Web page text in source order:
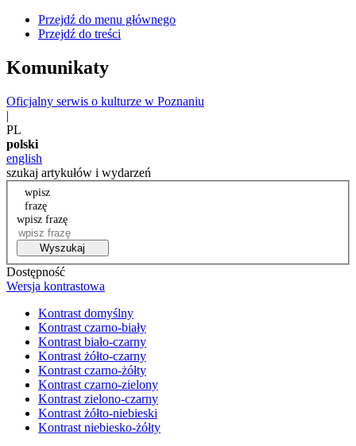
Przejdź do menu głównego
Przejdź do treści
Komunikaty
Oficjalny serwis o kulturze w Poznaniu
|
PL
polski
english
szukaj artykułów i wydarzeń
wpisz
frazę
wpisz frazę
Wyszukaj
Dostępność
Wersja kontrastowa
Kontrast domyślny
Kontrast czarno-biały
Kontrast biało-czarny
Kontrast żółto-czarny
Kontrast czarno-żółty
Kontrast czarno-zielony
Kontrast zielono-czarny
Kontrast żółto-niebieski
Kontrast niebiesko-żółty